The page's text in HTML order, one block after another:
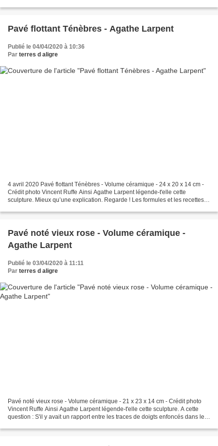
Pavé flottant Ténèbres - Agathe Larpent
Publié le 04/04/2020 à 10:36
Par terres d aligre
4 avril 2020 Pavé flottant Ténèbres - Volume céramique - 24 x 20 x 14 cm -
Crédit photo Vincent Ruffe Ainsi Agathe Larpent légende-t'elle cette
sculpture. Mieux qu’une explication. Regarde ! Les formules et les recettes ?
Pavé noté vieux rose - Volume céramique -
Agathe Larpent
Publié le 03/04/2020 à 11:11
Par terres d aligre
Pavé noté vieux rose - Volume céramique - 21 x 23 x 14 cm - Crédit photo
Vincent Ruffe Ainsi Agathe Larpent légende-t'elle cette sculpture. A cette
question : S'il y avait un rapport entre les traces de doigts enfoncés dans le